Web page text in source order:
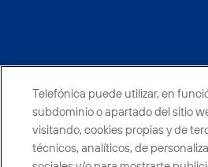
CONTACTO
Telefónica puede utilizar, en
subdominio o apartado del sitio
visitando, cookies propias y de
técnicos, analíticos, de